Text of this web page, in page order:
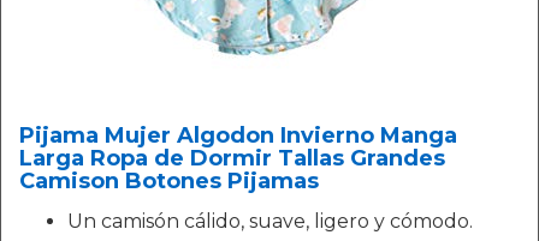
Pijama Mujer Algodon Invierno Manga
Larga Ropa de Dormir Tallas Grandes
Camison Botones Pijamas
Un camisón cálido, suave, ligero y cómodo.